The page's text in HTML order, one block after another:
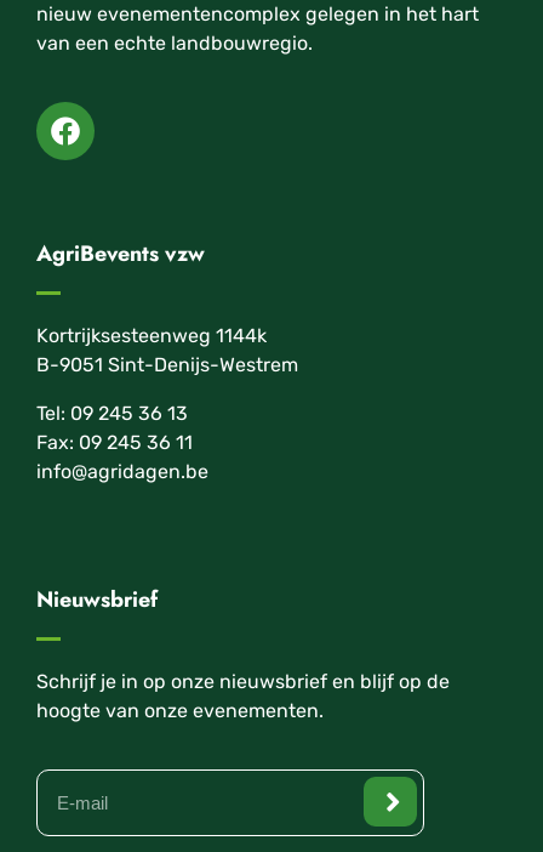
nieuw evenementencomplex gelegen in het hart
van een echte landbouwregio.
AgriBevents vzw
Kortrijksesteenweg 1144k
B-9051 Sint-Denijs-Westrem
Tel: 09 245 36 13
Fax: 09 245 36 11
info@agridagen.be
Nieuwsbrief
Schrijf je in op onze nieuwsbrief en blijf op de
hoogte van onze evenementen.